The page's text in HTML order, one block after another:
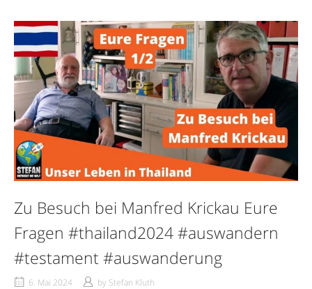
Zu Besuch bei Manfred Krickau Eure
Fragen #thailand2024 #auswandern
#testament #auswanderung
6. Mai 2024 by Stefan Kluth